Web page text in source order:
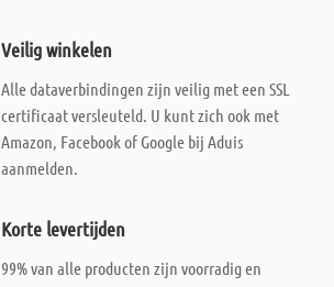
Veilig winkelen
Alle dataverbindingen zijn veilig met een SSL
certificaat versleuteld. U kunt zich ook met
Amazon, Facebook of Google bij Aduis
aanmelden.
Korte levertijden
99% van alle producten zijn voorradig en